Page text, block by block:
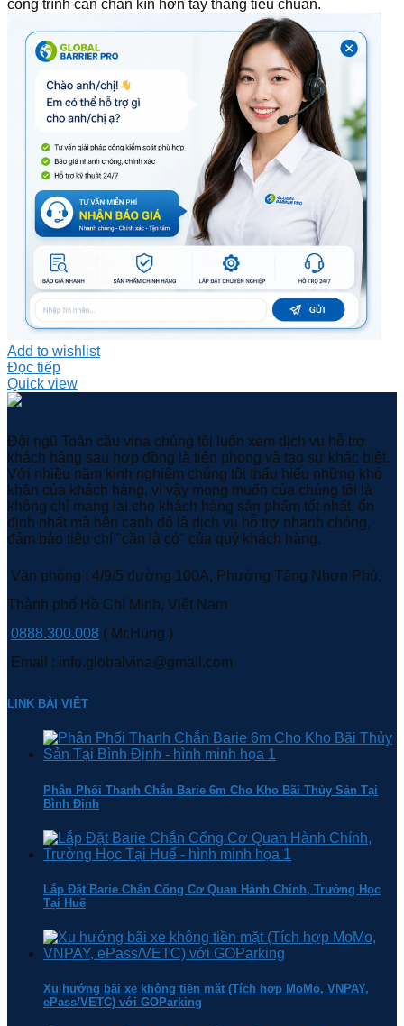
công trình cần chắn kín hơn tay thẳng tiêu chuẩn.
Add to wishlist
Đọc tiếp
Quick view
Đội ngũ Toàn cầu vina chúng tôi luôn xem dịch vụ hỗ trợ
khách hàng sau hợp đồng là tiên phong và tạo sự khác biệt.
Với nhiều năm kinh nghiệm chúng tôi thấu hiểu những khó
khăn của khách hàng, vì vậy mong muốn của chúng tôi là
không chỉ mang lại cho khách hàng sản phẩm tốt nhất, ổn
định nhất mà bên cạnh đó là dịch vụ hỗ trợ nhanh chóng,
đảm bảo tiêu chí "cần là có" của quý khách hàng.
Văn phòng : 4/9/5 đường 100A, Phường Tăng Nhơn Phú,
Thành phố Hồ Chí Minh, Việt Nam
0888.300.008 ( Mr.Hùng )
Email : info.globalvina@gmail.com
LINK BÀI VIÊT
Phân Phối Thanh Chắn Barie 6m Cho Kho Bãi Thủy Sản Tại
Bình Định
Lắp Đặt Barie Chắn Cổng Cơ Quan Hành Chính, Trường Học
Tại Huế
Xu hướng bãi xe không tiền mặt (Tích hợp MoMo, VNPAY,
ePass/VETC) với GOParking